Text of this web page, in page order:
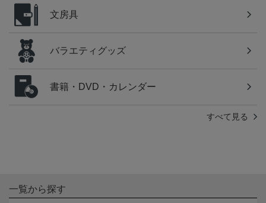
文房具
バラエティグッズ
書籍・DVD・カレンダー
すべて見る
一覧から探す